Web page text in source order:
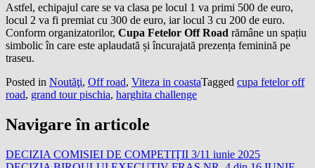
Astfel, echipajul care se va clasa pe locul 1 va primi 500 de euro,
locul 2 va fi premiat cu 300 de euro, iar locul 3 cu 200 de euro.
Conform organizatorilor, Cupa Fetelor Off Road rămâne un spațiu
simbolic în care este aplaudată și încurajată prezența feminină pe
traseu.
Posted in Noutăţi, Off road, Viteza in coastaTagged cupa fetelor off
road, grand tour pischia, harghita challenge
Navigare în articole
DECIZIA COMISIEI DE COMPETIŢII 3/11 iunie 2025